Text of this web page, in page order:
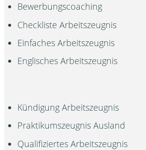
Bewerbungscoaching
Checkliste Arbeitszeugnis
Einfaches Arbeitszeugnis
Englisches Arbeitszeugnis
Kündigung Arbeitszeugnis
Praktikumszeugnis Ausland
Qualifiziertes Arbeitszeugnis